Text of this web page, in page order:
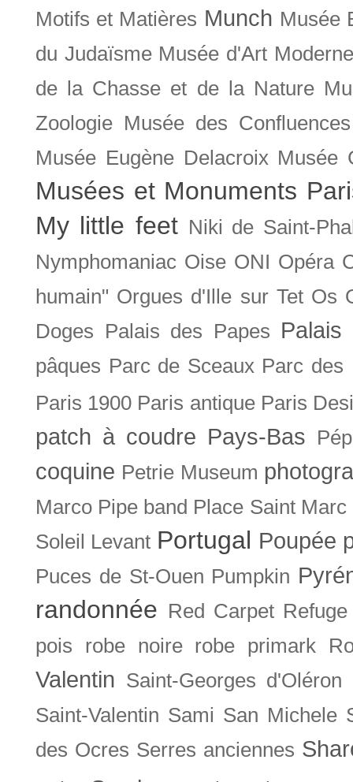
Motifs et Matières Munch Musée
du Judaïsme Musée d'Art
de la Chasse et de la Nature
Zoologie Musée des Confluences
Musée Eugène Delacroix Musée
Musées et Monuments
My little feet Niki de Saint-
Nymphomaniac Oise ONI Opéra
humain" Orgues d'Ille sur Tet Os
Doges
Palais des Papes Palais
pâques Parc de Sceaux Parc des
Paris 1900 Paris antique Paris
patch à coudre Pays-Bas
coquine Petrie Museum
Marco Pipe band Place Saint Marc
Soleil Levant Portugal Poupée
Puces de St-Ouen Pumpkin
randonnée Red Carpet Refuge
pois
robe noire robe primark
Valentin Saint-Georges d'Oléron
Saint-Valentin Sami San Michele
des Ocres Serres anciennes